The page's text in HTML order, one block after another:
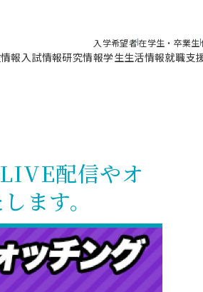
入学希望者在学生・卒業生
理工サーキュラー
創設100周年記念サイト
報
航空宇宙工学科／専攻
攻 物質応用化学科／専攻
量子理工学専攻
入試情報
入試に関するお問い合わせ
問い合わせ
研究情報
ー
ター
学生生活情報
度
健康診断証明書発行（＝保健
就職支
配信やオ
ます。